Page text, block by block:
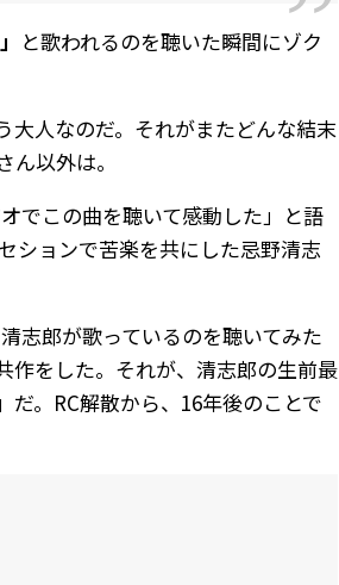
と歌われるのを聴いた瞬間にゾク
大人なのだ。それがまたどんな結末
以外は。
でこの曲を聴いて感動した」と語
ションで苦楽を共にした忌野清志
志郎が歌っているのを聴いてみた
作をした。それが、清志郎の生前最
。RC解散から、16年後のことで